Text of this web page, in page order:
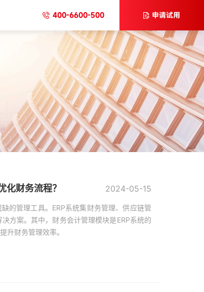
400-6600-500 申请试用
化财务流程？
的管理工具。ERP系统集财务管理、供应链管
方案。其中，财务会计管理模块是ERP系统的
升财务管理效率。
2024-05-15